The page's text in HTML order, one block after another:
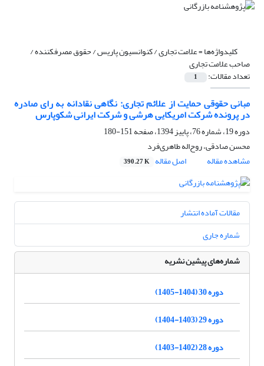
کلیدواژه‌ها =علامت تجاری / کنوانسیون پاریس / حقوق مصرفکننده /
صاحب علامت تجاری
تعداد مقالات: 1
مبانی حقوقی حمایت از علائم تجاری: نگاهی نقادانه به رای صادره
در پرونده شرکت امریکایی هرشی و شرکت ایرانی شکوپارس
دوره 19، شماره 76، پاییز 1394، صفحه
151-180
محسن صادقی، روح‌اله طاهری‌فرد
مشاهده مقاله
اصل مقاله 390.27 K
مقالات آماده انتشار
شماره جاری
شماره‌های پیشین نشریه
دوره 30 (1404-1405)
دوره 29 (1403-1404)
دوره 28 (1402-1403)